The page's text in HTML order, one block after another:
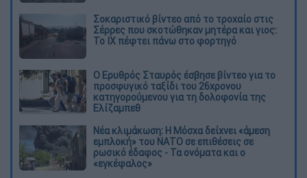
Σοκαριστικό βίντεο από το τροχαίο στις
Σέρρες που σκοτώθηκαν μητέρα και γιος:
Το ΙΧ πέφτει πάνω στο φορτηγό
Ο Ερυθρός Σταυρός έσβησε βίντεο για το
προσφυγικό ταξίδι του 26χρονου
κατηγορούμενου για τη δολοφονία της
Ελίζαμπεθ
Νέα κλιμάκωση: Η Μόσχα δείχνει «άμεση
εμπλοκή» του ΝΑΤΟ σε επιθέσεις σε
ρωσικό έδαφος - Τα ονόματα και ο
«εγκέφαλος»